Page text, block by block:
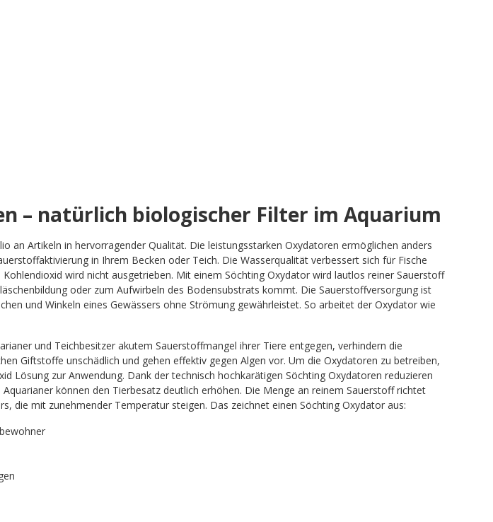
– natürlich biologischer Filter im Aquarium
an Artikeln in hervorragender Qualität. Die leistungsstarken Oxydatoren ermöglichen anders
in Ihrem Becken oder Teich. Die Wasserqualität verbessert sich für Fische
wird nicht ausgetrieben. Mit einem Söchting Oxydator wird lautlos reiner Sauerstoff
oder zum Aufwirbeln des Bodensubstrats kommt. Die Sauerstoffversorgung ist
und Winkeln eines Gewässers ohne Strömung gewährleistet. So arbeitet der Oxydator wie
und Teichbesitzer akutem Sauerstoffmangel ihrer Tiere entgegen, verhindern die
Giftstoffe unschädlich und gehen effektiv gegen Algen vor. Um die Oxydatoren zu betreiben,
Lösung zur Anwendung. Dank der technisch hochkarätigen Söchting Oxydatoren reduzieren
können den Tierbesatz deutlich erhöhen. Die Menge an reinem Sauerstoff richtet
die mit zunehmender Temperatur steigen. Das zeichnet einen Söchting Oxydator aus: